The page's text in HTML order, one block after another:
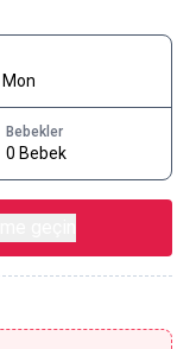
Bebekler
0 Bebek